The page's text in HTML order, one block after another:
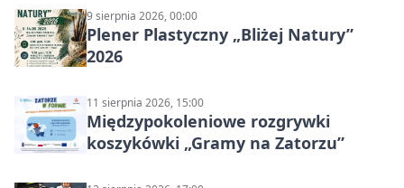
9 sierpnia 2026, 00:00
Plener Plastyczny „Bliżej Natury”
2026
11 sierpnia 2026, 15:00
Międzypokoleniowe rozgrywki
koszykówki „Gramy na Zatorzu”